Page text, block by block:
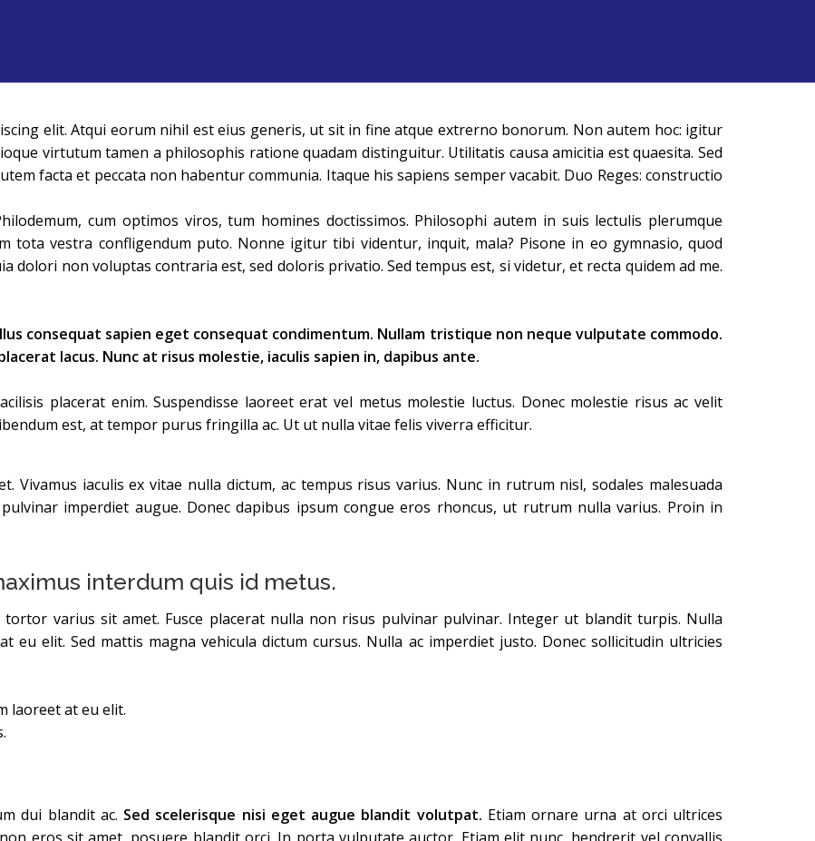
elit. Atqui eorum nihil est eius generis, ut sit in fine atque extrerno bonorum. Non autem hoc: igitur
virtutum tamen a philosophis ratione quadam distinguitur. Utilitatis causa amicitia est quaesita. Sed
facta et peccata non habentur communia. Itaque his sapiens semper vacabit. Duo Reges: constructio
cum optimos viros, tum homines doctissimos. Philosophi autem in suis lectulis plerumque
tota vestra confligendum puto. Nonne igitur tibi videntur, inquit, mala? Pisone in eo gymnasio, quod
dolori non voluptas contraria est, sed doloris privatio. Sed tempus est, si videtur, et recta quidem ad me.
consequat sapien eget consequat condimentum. Nullam tristique non neque vulputate commodo.
lacus. Nunc at risus molestie, iaculis sapien in, dapibus ante.
placerat enim. Suspendisse laoreet erat vel metus molestie luctus. Donec molestie risus ac velit
est, at tempor purus fringilla ac. Ut ut nulla vitae felis viverra efficitur.
Vivamus iaculis ex vitae nulla dictum, ac tempus risus varius. Nunc in rutrum nisl, sodales malesuada
imperdiet augue. Donec dapibus ipsum congue eros rhoncus, ut rutrum nulla varius. Proin in
interdum quis id metus.
tortor varius sit amet. Fusce placerat nulla non risus pulvinar pulvinar. Integer ut blandit turpis. Nulla
eu elit. Sed mattis magna vehicula dictum cursus. Nulla ac imperdiet justo. Donec sollicitudin ultricies
laoreet at eu elit.
dui blandit ac. Sed scelerisque nisi eget augue blandit volutpat. Etiam ornare urna at orci ultrices